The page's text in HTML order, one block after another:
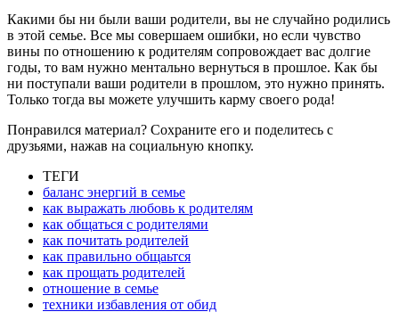
Какими бы ни были ваши родители, вы не случайно родились
в этой семье. Все мы совершаем ошибки, но если чувство
вины по отношению к родителям сопровождает вас долгие
годы, то вам нужно ментально вернуться в прошлое. Как бы
ни поступали ваши родители в прошлом, это нужно принять.
Только тогда вы можете улучшить карму своего рода!
Понравился материал? Сохраните его и поделитесь с
друзьями, нажав на социальную кнопку.
ТЕГИ
баланс энергий в семье
как выражать любовь к родителям
как общаться с родителями
как почитать родителей
как правильно общаьтся
как прощать родителей
отношение в семье
техники избавления от обид